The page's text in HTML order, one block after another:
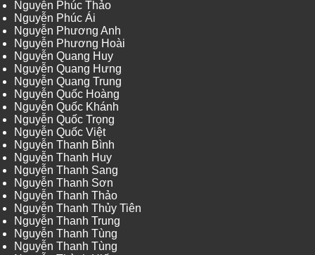
Nguyễn Phúc Thảo
Nguyễn Phúc Ái
Nguyễn Phương Anh
Nguyễn Phương Hoài
Nguyễn Quang Huy
Nguyễn Quang Hưng
Nguyễn Quang Trung
Nguyễn Quốc Hoàng
Nguyễn Quốc Khánh
Nguyễn Quốc Trọng
Nguyễn Quốc Việt
Nguyễn Thanh Bình
Nguyễn Thanh Huy
Nguyễn Thanh Sang
Nguyễn Thanh Sơn
Nguyễn Thanh Thảo
Nguyễn Thanh Thủy Tiên
Nguyễn Thanh Trung
Nguyễn Thanh Tùng
Nguyễn Thanh Tùng